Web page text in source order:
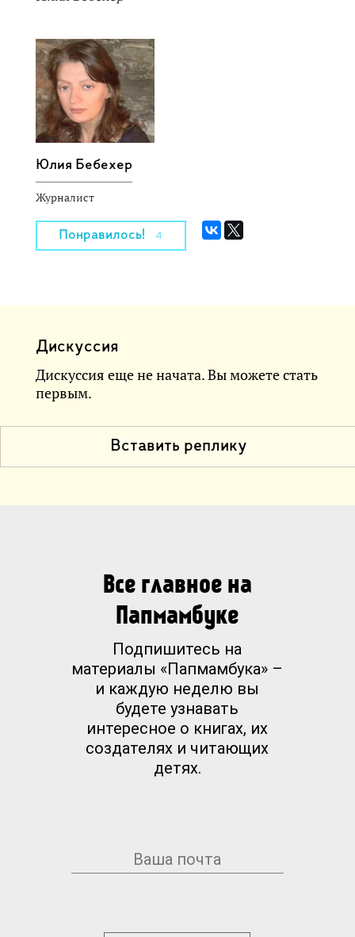
Юлия Бебехер
Журналист
Понравилось! 4
Дискуссия
Дискуссия еще не начата. Вы можете стать
первым.
Вставить реплику
Все главное на
Папмамбуке
Подпишитесь на
материалы «Папмамбука» –
и каждую неделю вы
будете узнавать
интересное о книгах, их
создателях и читающих
детях.